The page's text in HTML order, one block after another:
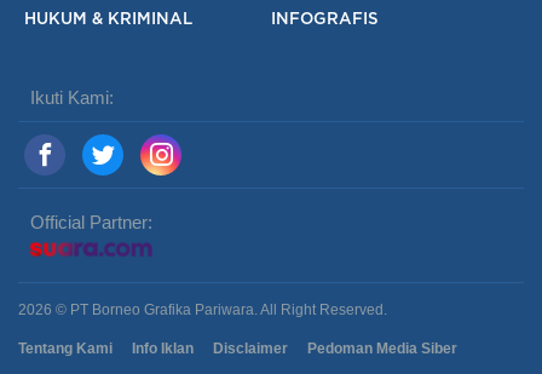
HUKUM & KRIMINAL INFOGRAFIS
Ikuti Kami:
Official Partner:
2026 © PT Borneo Grafika Pariwara. All Right Reserved.
Tentang Kami Info Iklan Disclaimer Pedoman Media Siber